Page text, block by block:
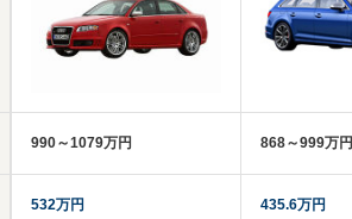
990～1079万円
532万円
868～999万円
435.6万円